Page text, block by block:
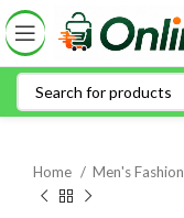
Home Men's Fashion